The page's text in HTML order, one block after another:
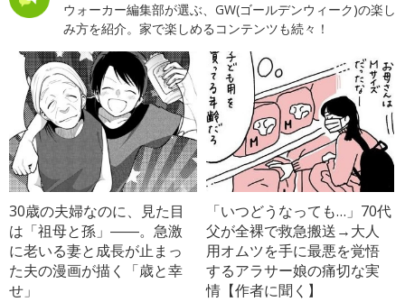
ウォーカー編集部が選ぶ、GW(ゴールデンウィーク)の楽し
み方を紹介。家で楽しめるコンテンツも続々！
30歳の夫婦なのに、見た目
は「祖母と孫」――。急激
に老いる妻と成長が止まっ
た夫の漫画が描く「歳と幸
せ」
「いつどうなっても…」70代
父が全裸で救急搬送→大人
用オムツを手に最悪を覚悟
するアラサー娘の痛切な実
情【作者に聞く】